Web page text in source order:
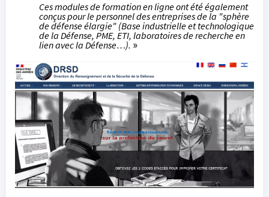
Ces modules de formation en ligne ont été également
conçus pour le personnel des entreprises de la "sphère
de défense élargie" (Base industrielle et technologique
de la Défense, PME, ETI, laboratoires de recherche en
lien avec la Défense…). »